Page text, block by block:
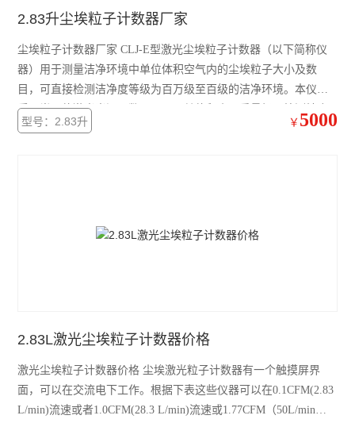
2.83升尘埃粒子计数器厂家
尘埃粒子计数器厂家 CLJ-E型激光尘埃粒子计数器（以下简称仪
器）用于测量洁净环境中单位体积空气内的尘埃粒子大小及数
目，可直接检测洁净度等级为百万级至百级的洁净环境。本仪器
采用半导体激光光源，数码显示，其体积小、重量轻、检测精度
高、功能操作简单明了，电脑控制，可打印采样结果，测试洁净
型号：2.83升 ￥ 5000
2.83L激光尘埃粒子计数器价格
激光尘埃粒子计数器价格 尘埃激光粒子计数器有一个触摸屏界
面，可以在交流电下工作。根据下表这些仪器可以在0.1CFM(2.83
L/min)流速或者1.0CFM(28.3 L/min)流速或1.77CFM（50L/min）